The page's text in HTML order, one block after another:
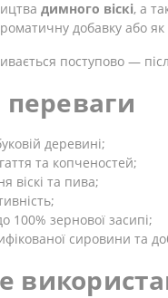
димного віскі, а
добавку або
поступово —
переваги
деревині;
та копченостей;
віскі та пива;
100% зернової засипі;
сировини та